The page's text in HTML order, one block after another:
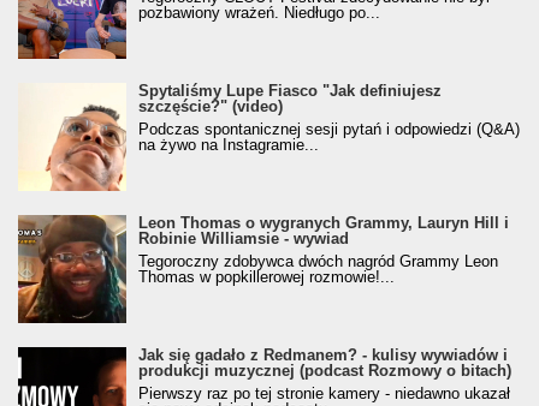
pozbawiony wrażeń. Niedługo po...
Spytaliśmy Lupe Fiasco "Jak definiujesz
szczęście?" (video)
Podczas spontanicznej sesji pytań i odpowiedzi (Q&A)
na żywo na Instagramie...
Leon Thomas o wygranych Grammy, Lauryn Hill i
Robinie Williamsie - wywiad
Tegoroczny zdobywca dwóch nagród Grammy Leon
Thomas w popkillerowej rozmowie!...
Jak się gadało z Redmanem? - kulisy wywiadów i
produkcji muzycznej (podcast Rozmowy o bitach)
Pierwszy raz po tej stronie kamery - niedawno ukazał